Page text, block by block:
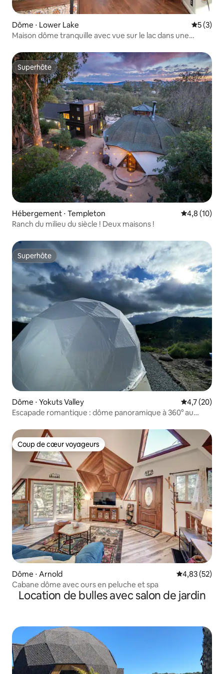
Dôme ⋅ Lower Lake
5 (3)
Maison dôme tranquille avec vue sur le lac dans une
Superhôte
Superhôte
Hébergement ⋅ Templeton Évaluation
4,8 (10)
Ranch du milieu du siècle ! Deux maisons !
Superhôte
Superhôte
Dôme ⋅ Yokuts Valley Évaluation
4,7 (20)
Escapade romantique : dôme panoramique à 360° au
Coup de cœur voyageurs
Coup de cœur voyageurs
Dôme ⋅ Arnold Évaluation
4,83 (52)
Cabane dôme avec ours en peluche et spa
Location de bulles avec salon de jardin